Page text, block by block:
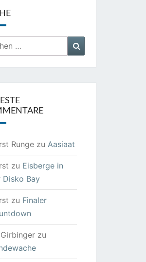
Rungezu Aasiaat
zu Eisberge in
Disko Bay
zu Finaler
zu